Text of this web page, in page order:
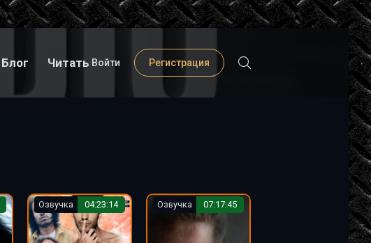
Блог Читать Войти Регистрация
Озвучка 04:23:14 Озвучка 07:17:45